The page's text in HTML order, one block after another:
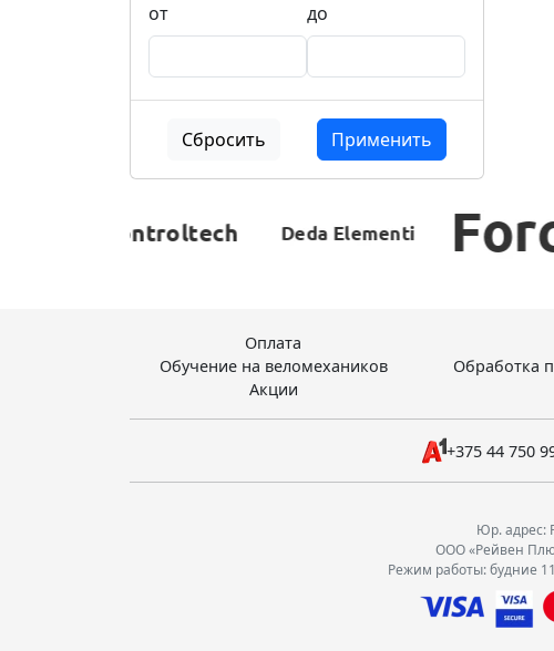
от до
Сбросить Применить
Оплата
Обучение на веломехаников
Обработка
Акции
+375 44 750
Юр. адрес:
ООО «Рейвен
Режим работы: будние